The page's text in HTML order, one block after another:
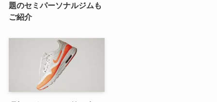
題のセミパーソナルジムも
ご紹介